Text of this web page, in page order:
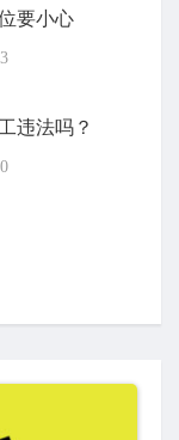
要小心
违法吗？